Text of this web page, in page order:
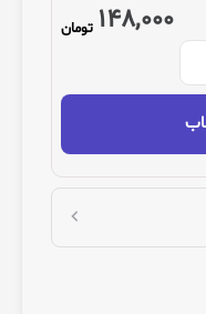
148,000 تومان